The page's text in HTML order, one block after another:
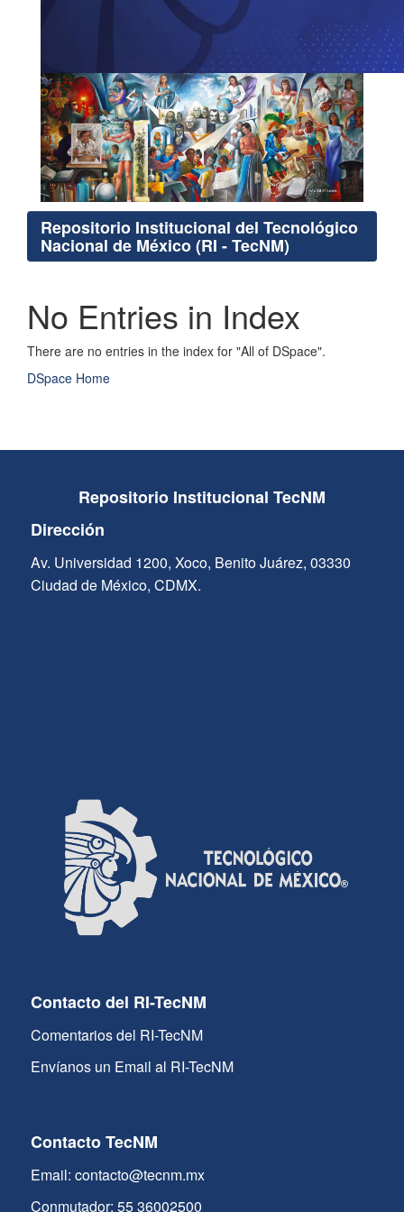
Repositorio Institucional del Tecnológico
Nacional de México (RI - TecNM)
No Entries in Index
There are no entries in the index for "All of DSpace".
DSpace Home
Repositorio Institucional TecNM
Dirección
Av. Universidad 1200, Xoco, Benito Juárez, 03330
Ciudad de México, CDMX.
Contacto del RI-TecNM
Comentarios del RI-TecNM
Envíanos un Email al RI-TecNM
Contacto TecNM
Email: contacto@tecnm.mx
Conmutador: 55 36002500